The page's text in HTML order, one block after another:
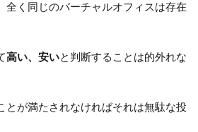
全く同じのバーチャルオフィスは存在
高い、安いと判断することは的外れな
とが満たされなければそれは無駄な投